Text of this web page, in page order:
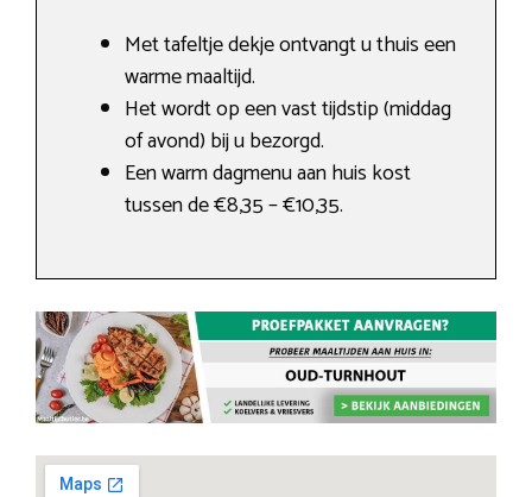
Met tafeltje dekje ontvangt u thuis een
warme maaltijd.
Het wordt op een vast tijdstip (middag
of avond) bij u bezorgd.
Een warm dagmenu aan huis kost
tussen de €8,35 – €10,35.